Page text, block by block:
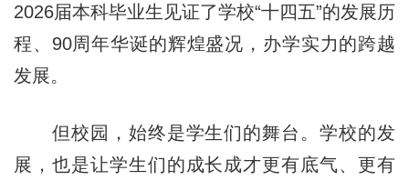
2026届本科毕业生见证了学校“十四五”的发展历
程、90周年华诞的辉煌盛况，办学实力的跨越
发展。
但校园，始终是学生们的舞台。学校的发
展，也是让学生们的成长成才更有底气、更有